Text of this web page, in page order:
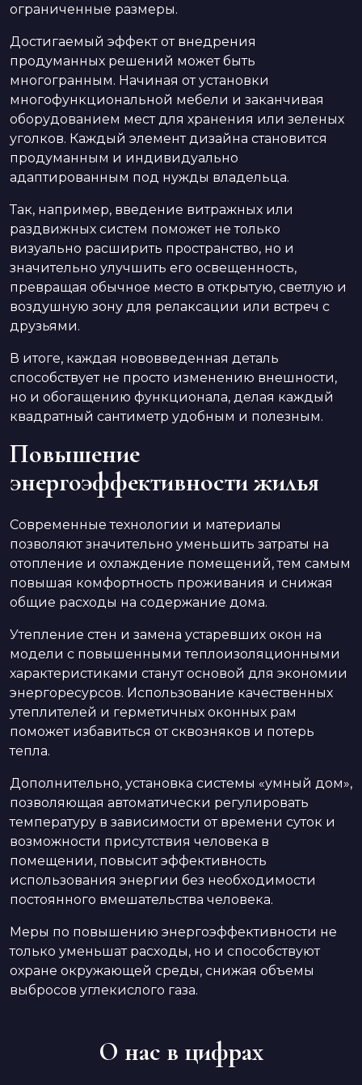
ограниченные размеры.
Достигаемый эффект от внедрения
продуманных решений может быть
многогранным. Начиная от установки
многофункциональной мебели и заканчивая
оборудованием мест для хранения или зеленых
уголков. Каждый элемент дизайна становится
продуманным и индивидуально
адаптированным под нужды владельца.
Так, например, введение витражных или
раздвижных систем поможет не только
визуально расширить пространство, но и
значительно улучшить его освещенность,
превращая обычное место в открытую, светлую и
воздушную зону для релаксации или встреч с
друзьями.
В итоге, каждая нововведенная деталь
способствует не просто изменению внешности,
но и обогащению функционала, делая каждый
квадратный сантиметр удобным и полезным.
Повышение
энергоэффективности жилья
Современные технологии и материалы
позволяют значительно уменьшить затраты на
отопление и охлаждение помещений, тем самым
повышая комфортность проживания и снижая
общие расходы на содержание дома.
Утепление стен и замена устаревших окон на
модели с повышенными теплоизоляционными
характеристиками станут основой для экономии
энергоресурсов. Использование качественных
утеплителей и герметичных оконных рам
поможет избавиться от сквозняков и потерь
тепла.
Дополнительно, установка системы «умный дом»,
позволяющая автоматически регулировать
температуру в зависимости от времени суток и
возможности присутствия человека в
помещении, повысит эффективность
использования энергии без необходимости
постоянного вмешательства человека.
Меры по повышению энергоэффективности не
только уменьшат расходы, но и способствуют
охране окружающей среды, снижая объемы
выбросов углекислого газа.
О нас в цифрах